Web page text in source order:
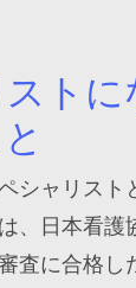
トに
シャリスト
、日本看護
査に合格し